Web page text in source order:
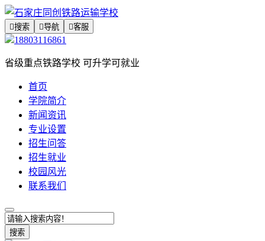
搜索 导航 客服
18803116861
省级重点铁路学校 可升学可就业
首页
学院简介
新闻资讯
专业设置
招生问答
招生就业
校园风光
联系我们
搜索